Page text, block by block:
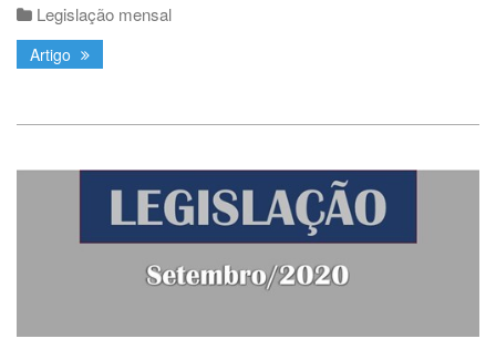
Legislação mensal
Artigo